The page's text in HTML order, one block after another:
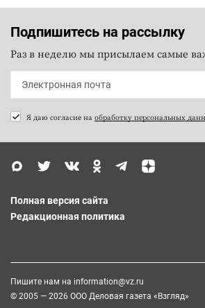
Подпишитесь на рассылку
Раз в неделю мы присылаем самые
Я даю согласие на обработку персональных
Полная версия сайта
Редакционная политика
Пишите нам на information@vz.ru
© 2005 — 2026 ООО Деловая газета «Взгляд»